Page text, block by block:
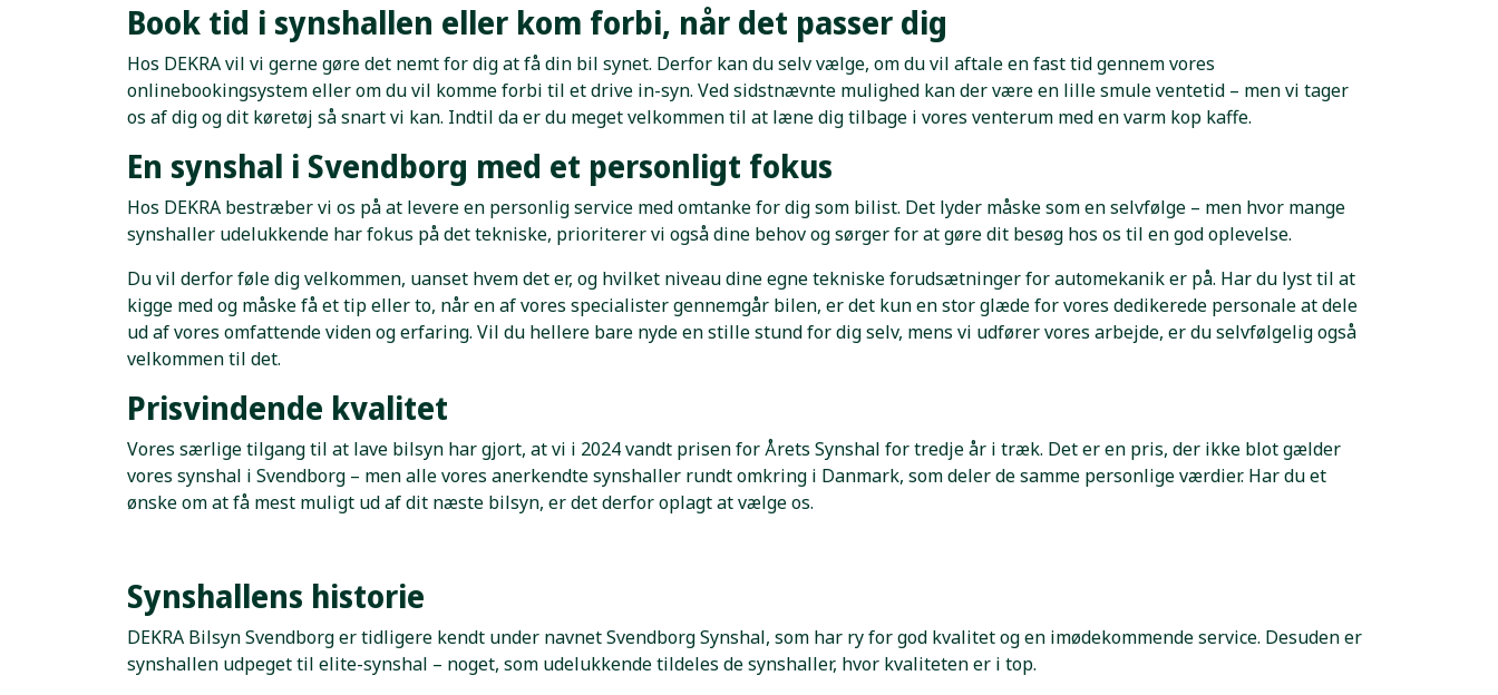
Book tid i synshallen eller kom forbi, når det passer dig
Hos DEKRA vil vi gerne gøre det nemt for dig at få din bil synet. Derfor kan du selv vælge, om du vil aftale en fast tid gennem vores
onlinebookingsystem eller om du vil komme forbi til et drive in-syn. Ved sidstnævnte mulighed kan der være en lille smule ventetid – men vi tager
os af dig og dit køretøj så snart vi kan. Indtil da er du meget velkommen til at læne dig tilbage i vores venterum med en varm kop kaffe.
En synshal i Svendborg med et personligt fokus
Hos DEKRA bestræber vi os på at levere en personlig service med omtanke for dig som bilist. Det lyder måske som en selvfølge – men hvor mange
synshaller udelukkende har fokus på det tekniske, prioriterer vi også dine behov og sørger for at gøre dit besøg hos os til en god oplevelse.
Du vil derfor føle dig velkommen, uanset hvem det er, og hvilket niveau dine egne tekniske forudsætninger for automekanik er på. Har du lyst til at
kigge med og måske få et tip eller to, når en af vores specialister gennemgår bilen, er det kun en stor glæde for vores dedikerede personale at dele
ud af vores omfattende viden og erfaring. Vil du hellere bare nyde en stille stund for dig selv, mens vi udfører vores arbejde, er du selvfølgelig også
velkommen til det.
Prisvindende kvalitet
Vores særlige tilgang til at lave bilsyn har gjort, at vi i 2024 vandt prisen for Årets Synshal for tredje år i træk. Det er en pris, der ikke blot gælder
vores synshal i Svendborg – men alle vores anerkendte synshaller rundt omkring i Danmark, som deler de samme personlige værdier. Har du et
ønske om at få mest muligt ud af dit næste bilsyn, er det derfor oplagt at vælge os.
Synshallens historie
DEKRA Bilsyn Svendborg er tidligere kendt under navnet Svendborg Synshal, som har ry for god kvalitet og en imødekommende service. Desuden er
synshallen udpeget til elite-synshal – noget, som udelukkende tildeles de synshaller, hvor kvaliteten er i top.